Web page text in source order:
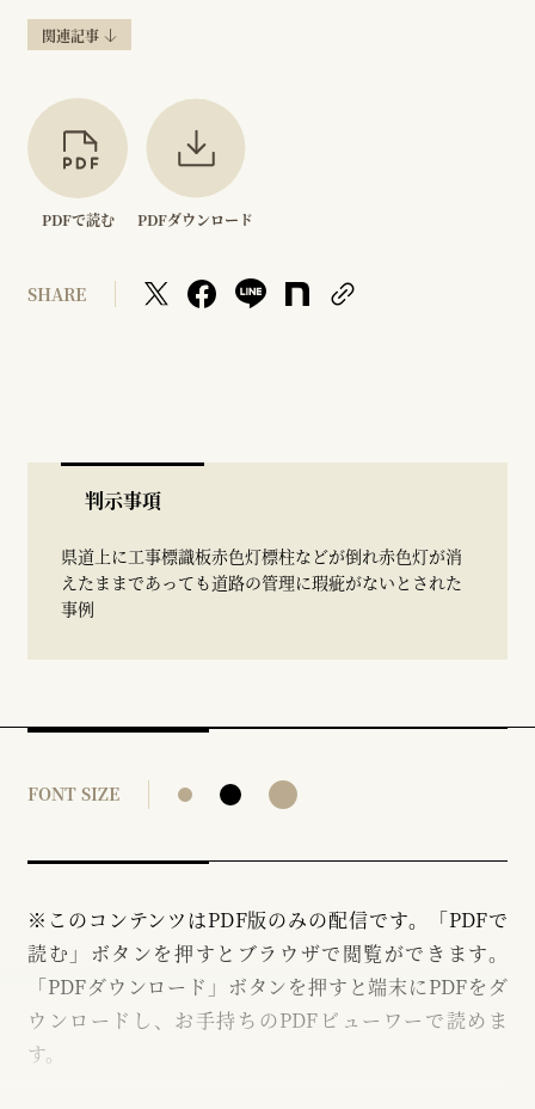
関連記事
PDFで読む PDFダウンロード
SHARE
判示事項
県道上に工事標識板赤色灯標柱などが倒れ赤色灯が消
えたままであっても道路の管理に瑕疵がないとされた
事例
FONT SIZE
※このコンテンツはPDF版のみの配信です。「PDFで
読む」ボタンを押すとブラウザで閲覧ができます。
「PDFダウンロード」ボタンを押すと端末にPDFをダ
ウンロードし、お手持ちのPDFビューワーで読めま
す。